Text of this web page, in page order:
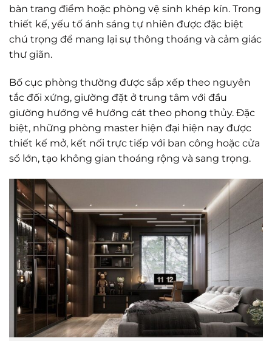
bàn trang điểm hoặc phòng vệ sinh khép kín. Trong
thiết kế, yếu tố ánh sáng tự nhiên được đặc biệt
chú trọng để mang lại sự thông thoáng và cảm giác
thư giãn.
Bố cục phòng thường được sắp xếp theo nguyên
tắc đối xứng, giường đặt ở trung tâm với đầu
giường hướng về hướng cát theo phong thủy. Đặc
biệt, những phòng master hiện đại hiện nay được
thiết kế mở, kết nối trực tiếp với ban công hoặc cửa
sổ lớn, tạo không gian thoáng rộng và sang trọng.